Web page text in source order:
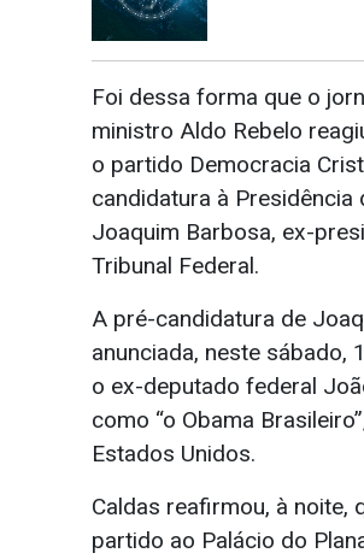
Foi dessa forma que o
ministro Aldo Rebelo
o partido Democracia
candidatura à Presidência
Joaquim Barbosa, ex-
Tribunal Federal.
A pré-candidatura de
anunciada, neste sábado,
o ex-deputado federal
como “o Obama
Estados Unidos.
Caldas reafirmou, à noite,
partido ao Palácio do